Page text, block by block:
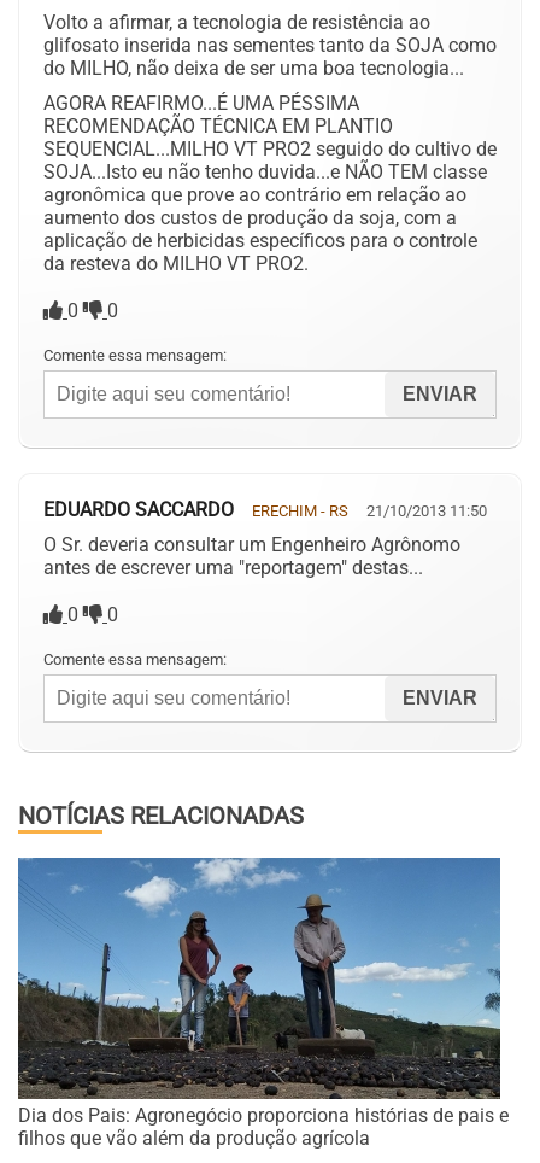
Volto a afirmar, a tecnologia de resistência ao
glifosato inserida nas sementes tanto da SOJA como
do MILHO, não deixa de ser uma boa tecnologia...
AGORA REAFIRMO...É UMA PÉSSIMA
RECOMENDAÇÃO TÉCNICA EM PLANTIO
SEQUENCIAL...MILHO VT PRO2 seguido do cultivo de
SOJA...Isto eu não tenho duvida...e NÃO TEM classe
agronômica que prove ao contrário em relação ao
aumento dos custos de produção da soja, com a
aplicação de herbicidas específicos para o controle
da resteva do MILHO VT PRO2.
0 0
Comente essa mensagem:
EDUARDO SACCARDO ERECHIM - RS 21/10/2013 11:50
O Sr. deveria consultar um Engenheiro Agrônomo
antes de escrever uma "reportagem" destas...
0 0
Comente essa mensagem:
NOTÍCIAS RELACIONADAS
Dia dos Pais: Agronegócio proporciona histórias de pais e
filhos que vão além da produção agrícola